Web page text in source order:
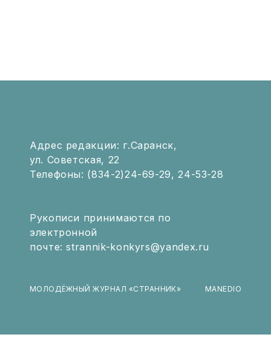
Адрес редакции: г.Саранск,
ул. Советская, 22
Телефоны: (834-2)24-69-29, 24-53-28
Рукописи принимаются по
электронной
почте: strannik-konkyrs@yandex.ru
МОЛОДЁЖНЫЙ ЖУРНАЛ «СТРАННИК» MANEDIO